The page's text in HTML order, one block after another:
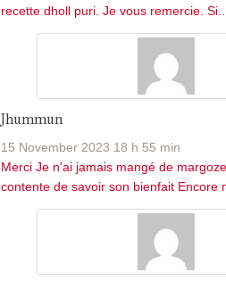
recette dholl puri. Je vous remercie.
Jhummun
15 November 2023 18 h 55 min
Merci Je n'ai jamais mangé de
contente de savoir son bienfait Encore